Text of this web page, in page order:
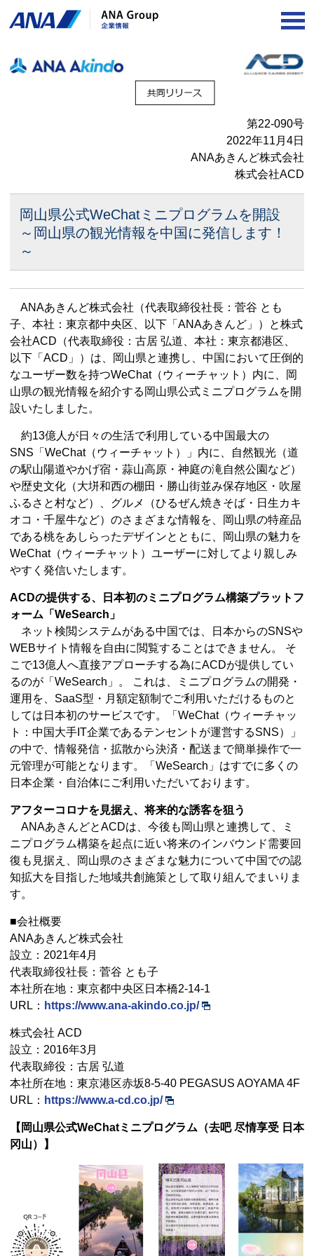
第22-090号
2022年11月4日
ANAあきんど株式会社
株式会社ACD
岡山県公式WeChatミニプログラムを開設
～岡山県の観光情報を中国に発信します！
～
ANAあきんど株式会社（代表取締役社長：菅谷 とも
子、本社：東京都中央区、以下「ANAあきんど」）と株式
会社ACD（代表取締役：古居 弘道、本社：東京都港区、
以下「ACD」）は、岡山県と連携し、中国において圧倒的
なユーザー数を持つWeChat（ウィーチャット）内に、岡
山県の観光情報を紹介する岡山県公式ミニプログラムを開
設いたしました。
約13億人が日々の生活で利用している中国最大の
SNS「WeChat（ウィーチャット）」内に、自然観光（道
の駅山陽道やかげ宿・蒜山高原・神庭の滝自然公園など）
や歴史文化（大垪和西の棚田・勝山街並み保存地区・吹屋
ふるさと村など）、グルメ（ひるぜん焼きそば・日生カキ
オコ・千屋牛など）のさまざまな情報を、岡山県の特産品
である桃をあしらったデザインとともに、岡山県の魅力を
WeChat（ウィーチャット）ユーザーに対してより親しみ
やすく発信いたします。
ACDの提供する、日本初のミニプログラム構築プラットフ
ォーム「WeSearch」
ネット検閲システムがある中国では、日本からのSNSや
WEBサイト情報を自由に閲覧することはできません。 そ
こで13億人へ直接アプローチする為にACDが提供してい
るのが「WeSearch」。 これは、ミニプログラムの開発・
運用を、SaaS型・月額定額制でご利用いただけるものと
しては日本初のサービスです。「WeChat（ウィーチャッ
ト：中国大手IT企業であるテンセントが運営するSNS）」
の中で、情報発信・拡散から決済・配送まで簡単操作で一
元管理が可能となります。「WeSearch」はすでに多くの
日本企業・自治体にご利用いただいております。
アフターコロナを見据え、将来的な誘客を狙う
ANAあきんどとACDは、今後も岡山県と連携して、ミ
ニプログラム構築を起点に近い将来のインバウンド需要回
復も見据え、岡山県のさまざまな魅力について中国での認
知拡大を目指した地域共創施策として取り組んでまいりま
す。
■会社概要
ANAあきんど株式会社
設立：2021年4月
代表取締役社長：菅谷 とも子
本社所在地：東京都中央区日本橋2-14-1
URL： https://www.ana-akindo.co.jp/
株式会社 ACD
設立：2016年3月
代表取締役：古居 弘道
本社所在地：東京港区赤坂8-5-40 PEGASUS AOYAMA 4F
URL： https://www.a-cd.co.jp/
【岡山県公式WeChatミニプログラム（去吧 尽情享受 日本
冈山）】